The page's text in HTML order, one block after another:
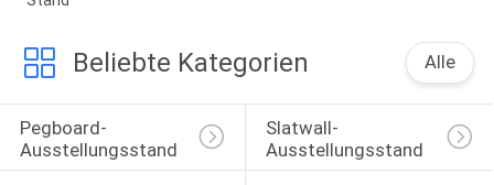
Beliebte Kategorien Alle
Pegboard-
Ausstellungsstand
Slatwall-
Ausstellungsstand